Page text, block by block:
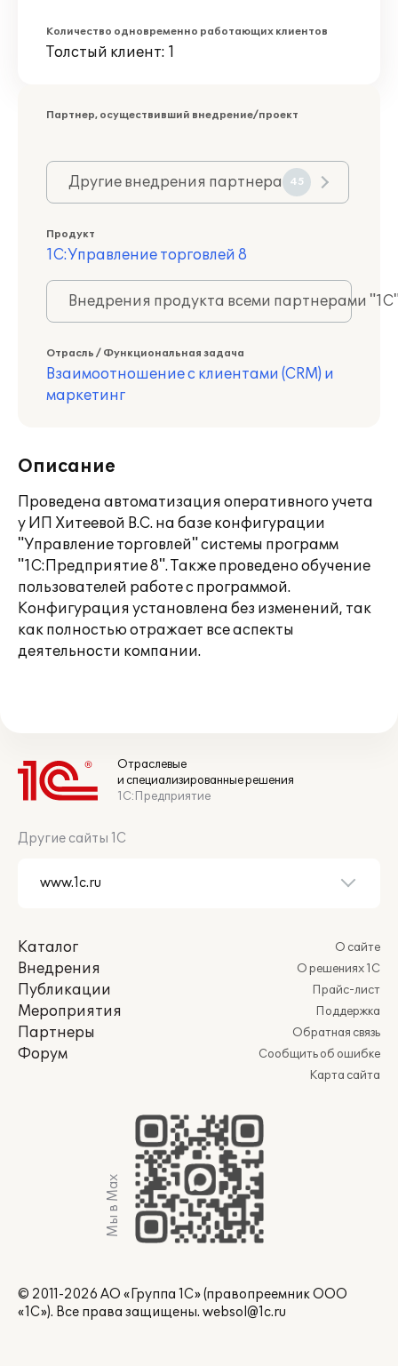
Количество одновременно работающих клиентов
Толстый клиент: 1
Партнер, осуществивший внедрение/проект
Другие внедрения партнера 45
Продукт
1С:Управление торговлей 8
Внедрения продукта всеми партнерами
Отрасль / Функциональная задача
Взаимоотношение с клиентами (CRM) и
маркетинг
Описание
Проведена автоматизация оперативного учета
у ИП Хитеевой В.С. на базе конфигурации
"Управление торговлей" системы программ
"1С:Предприятие 8". Также проведено обучение
пользователей работе с программой.
Конфигурация установлена без изменений, так
как полностью отражает все аспекты
деятельности компании.
Отраслевые
и специализированные решения
1С:Предприятие
Другие сайты 1С
Каталог
Внедрения
Публикации
Мероприятия
Партнеры
Форум
О сайте
О решениях 1С
Прайс-лист
Поддержка
Обратная связь
Сообщить об ошибке
Карта сайта
Мы в Max
© 2011-2026 АО «Группа 1С» (правопреемник ООО
«1С»). Все права защищены. websol@1c.ru